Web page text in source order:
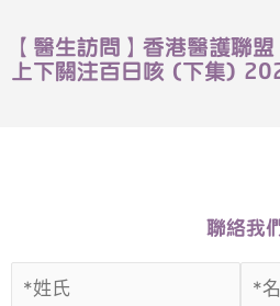
【醫生訪問】香港醫護聯
上下關注百日咳 (下集)
聯絡我